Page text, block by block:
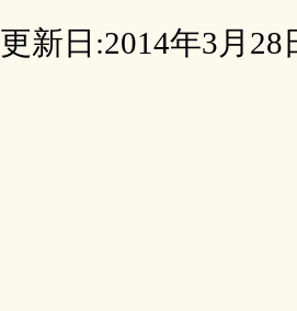
更新日:2014年3月28